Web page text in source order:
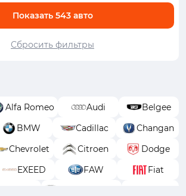
Показать 543 авто
Сбросить фильтры
Alfa Romeo Audi
Belgee
BMW Cadillac
Changan
Chevrolet Citroen
Dodge
EXEED FAW
Fiat